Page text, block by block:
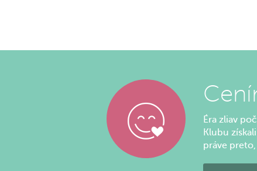
Éra zliav
Klubu
práve